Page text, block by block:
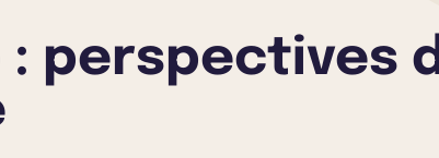
: perspectives